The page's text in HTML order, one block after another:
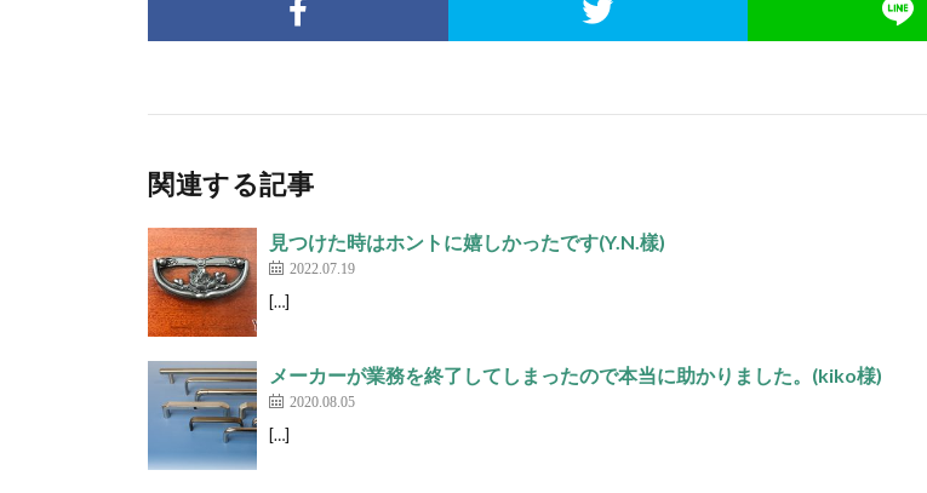
関連する記事
見つけた時はホントに嬉しかったです(Y.N.樣)
2022.07.19
[…]
メーカーが業務を終了してしまったので本当に助かりました。(kiko様)
2020.08.05
[…]